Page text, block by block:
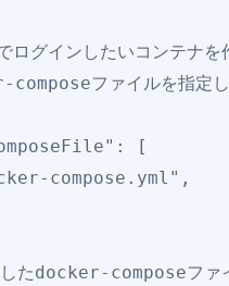
ファイルを指定し